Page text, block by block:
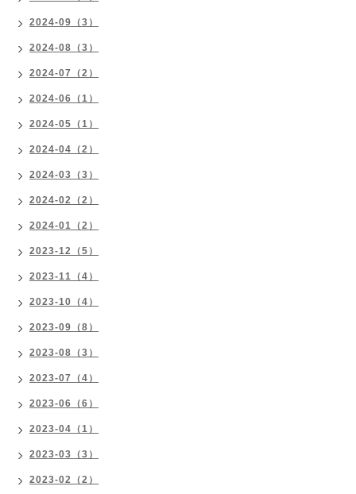
2024-09（3）
2024-08（3）
2024-07（2）
2024-06（1）
2024-05（1）
2024-04（2）
2024-03（3）
2024-02（2）
2024-01（2）
2023-12（5）
2023-11（4）
2023-10（4）
2023-09（8）
2023-08（3）
2023-07（4）
2023-06（6）
2023-04（1）
2023-03（3）
2023-02（2）